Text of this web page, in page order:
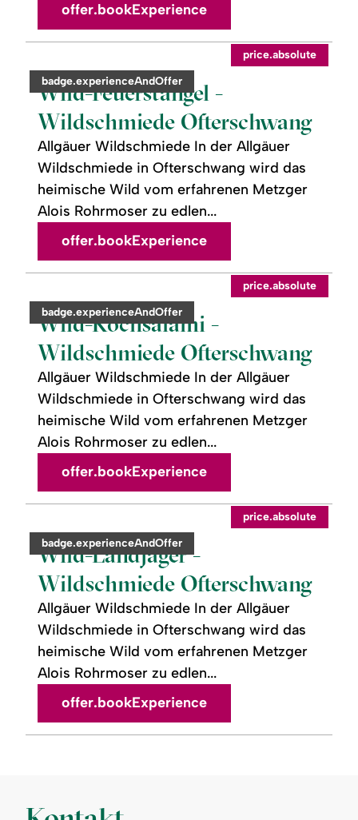
offer.bookExperience
category:
badge.experienceAndOffer
price.absolute
Wild-Feuerstängel -
Wildschmiede Ofterschwang
Allgäuer Wildschmiede In der Allgäuer
Wildschmiede in Ofterschwang wird das
heimische Wild vom erfahrenen Metzger
Alois Rohrmoser zu edlen...
readmore:
Feuerstängel
Wildschmiede
Ofterschwang
offer.bookExperience
category:
badge.experienceAndOffer
price.absolute
Wild-Kochsalami -
Wildschmiede Ofterschwang
Allgäuer Wildschmiede In der Allgäuer
Wildschmiede in Ofterschwang wird das
heimische Wild vom erfahrenen Metzger
Alois Rohrmoser zu edlen...
readmore:
Kochsalami
Wildschmiede
Ofterschwang
offer.bookExperience
category:
badge.experienceAndOffer
price.absolute
Wild-Landjäger -
Wildschmiede Ofterschwang
Allgäuer Wildschmiede In der Allgäuer
Wildschmiede in Ofterschwang wird das
heimische Wild vom erfahrenen Metzger
Alois Rohrmoser zu edlen...
readmore:
Landjäger
Wildschmiede
Ofterschwang
offer.bookExperience